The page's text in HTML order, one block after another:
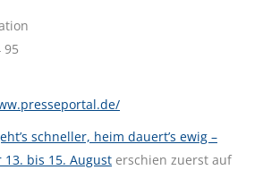
95
schneller, heim dauert’s ewig –
bis 15. August erschien zuerst auf